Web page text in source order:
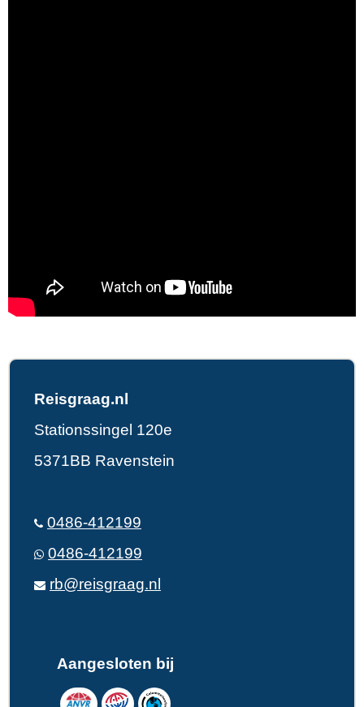
Reisgraag.nl
Stationssingel 120e
5371BB Ravenstein
0486-412199
0486-412199
rb@reisgraag.nl
Aangesloten bij